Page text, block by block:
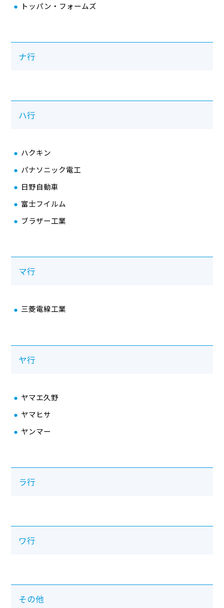
トッパン・フォームズ
ナ行
ハ行
ハクキン
パナソニック電工
日野自動車
富士フイルム
ブラザー工業
マ行
三菱電線工業
ヤ行
ヤマエ久野
ヤマヒサ
ヤンマー
ラ行
ワ行
その他